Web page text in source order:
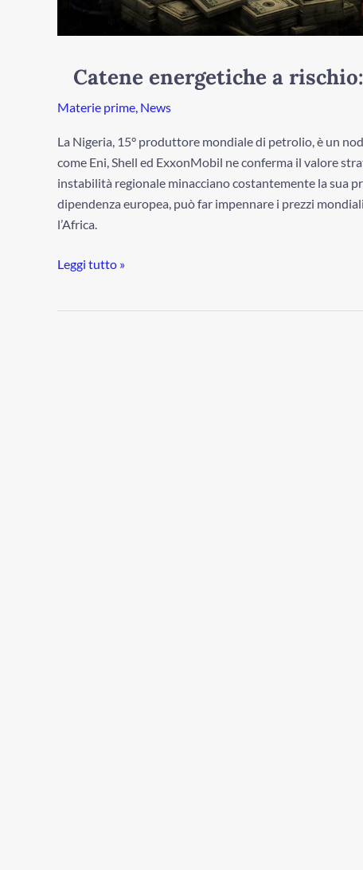
Catene energetiche a
Materie prime News
La Nigeria, 15° produttore mondiale di petrolio, è un
come Eni, Shell ed ExxonMobil ne conferma il valore
instabilità regionale minacciano costantemente la sua
dipendenza europea, può far impennare i prezzi
l’Africa.
Leggi tutto »